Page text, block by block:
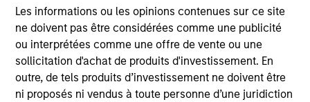
Les informations ou les opinions contenues sur ce site
ne doivent pas être considérées comme une publicité
ou interprétées comme une offre de vente ou une
sollicitation d'achat de produits d'investissement. En
outre, de tels produits d’investissement ne doivent être
ni proposés ni vendus à toute personne d’une juridiction
Team Insights